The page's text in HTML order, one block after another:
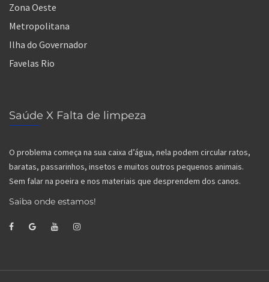
Zona Oeste
Metropolitana
Ilha do Governador
Favelas Rio
Saúde X Falta de limpeza
O problema começa na sua caixa d’água, nela podem circular ratos,
baratas, passarinhos, insetos e muitos outros pequenos animais.
Sem falar na poeira e nos materiais que desprendem dos canos.
Saiba onde estamos!